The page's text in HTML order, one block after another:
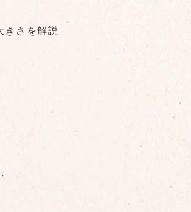
きさを解説